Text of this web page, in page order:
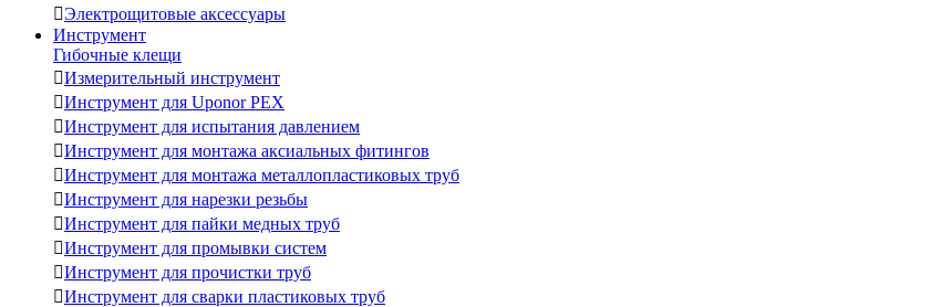
Электрощитовые аксессуары
Инструмент
Гибочные клещи
Измерительный инструмент
Инструмент для Uponor PEX
Инструмент для испытания давлением
Инструмент для монтажа аксиальных фитингов
Инструмент для монтажа металлопластиковых труб
Инструмент для нарезки резьбы
Инструмент для пайки медных труб
Инструмент для промывки систем
Инструмент для прочистки труб
Инструмент для сварки пластиковых труб